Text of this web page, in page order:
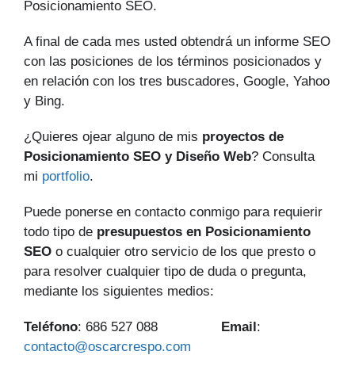
Posicionamiento SEO.
A final de cada mes usted obtendrá un informe SEO
con las posiciones de los términos posicionados y
en relación con los tres buscadores, Google, Yahoo
y Bing.
¿Quieres ojear alguno de mis proyectos de
Posicionamiento SEO y Diseño Web? Consulta
mi portfolio.
Puede ponerse en contacto conmigo para requierir
todo tipo de presupuestos en Posicionamiento
SEO o cualquier otro servicio de los que presto o
para resolver cualquier tipo de duda o pregunta,
mediante los siguientes medios:
Teléfono: 686 527 088 Email :
contacto@oscarcrespo.com